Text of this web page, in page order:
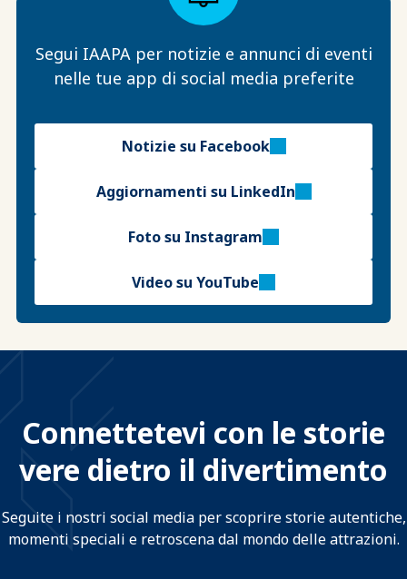
Segui IAAPA per notizie e annunci di eventi
nelle tue app di social media preferite
Notizie su Facebook
Aggiornamenti su LinkedIn
Foto su Instagram
Video su YouTube
Connettetevi con le storie
vere dietro il divertimento
Seguite i nostri social media per scoprire storie autentiche,
momenti speciali e retroscena dal mondo delle attrazioni.